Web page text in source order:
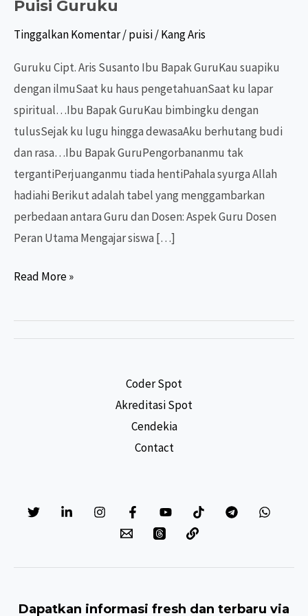
Puisi Guruku
Tinggalkan Komentar/puisi/Kang Aris
Guruku Cipt. Aris Susanto Ibu Bapak GuruKau suapiku
dengan ilmuSaat ku haus pengetahuanSaat ku lapar
spiritual…Ibu Bapak GuruKau bimbingku dengan
tulusSejak ku lugu hingga dewasaAku berhutang budi
dan rasa…Ibu Bapak GuruPengorbananmu tak
tergantiPerjuanganmu tiada hentiPahala syurga Allah
hadiahi Berikut adalah tabel yang menggambarkan
perbedaan antara Guru dan Dosen: Aspek Guru Dosen
Peran Utama Mengajar siswa […]
Puisi
Read More »
Coder Spot
Akreditasi Spot
Cendekia
Contact
Dapatkan informasi fresh dan terbaru via